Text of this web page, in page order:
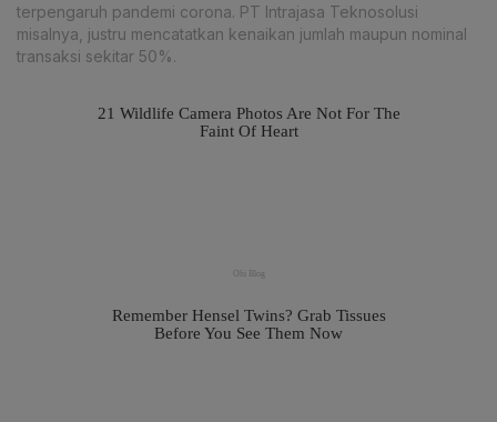
terpengaruh pandemi corona. PT Intrajasa Teknosolusi
misalnya, justru mencatatkan kenaikan jumlah maupun nominal
transaksi sekitar 50%.